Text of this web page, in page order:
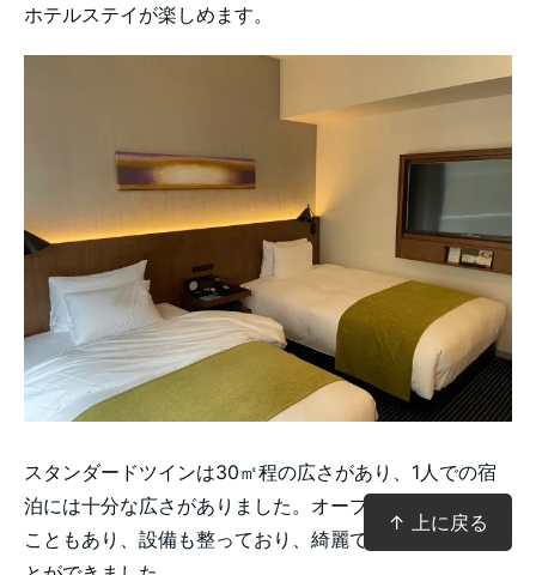
ホテルステイが楽しめます。
スタンダードツインは30㎡程の広さがあり、1人での宿
泊には十分な広さがありました。オープンして間もない
こともあり、設備も整っており、綺麗で快適に過ごすこ
↑ 上に戻る